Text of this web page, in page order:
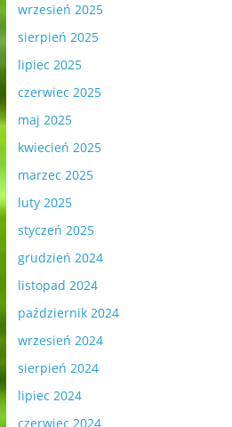
wrzesień 2025
sierpień 2025
lipiec 2025
czerwiec 2025
maj 2025
kwiecień 2025
marzec 2025
luty 2025
styczeń 2025
grudzień 2024
listopad 2024
październik 2024
wrzesień 2024
sierpień 2024
lipiec 2024
czerwiec 2024